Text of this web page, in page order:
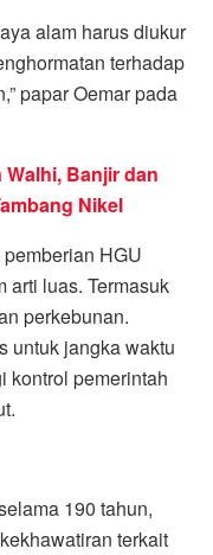
alam harus diukur
terhadap
papar Oemar pada
Banjir dan
Nikel
HGU
arti luas. Termasuk
perkebunan.
untuk jangka waktu
kontrol pemerintah
190 tahun,
terkait